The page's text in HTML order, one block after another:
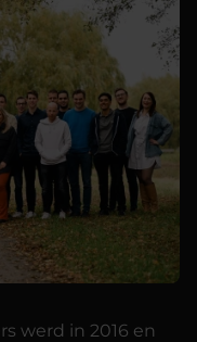
werd in 2016 en